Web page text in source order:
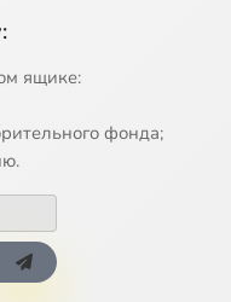
ящике:
фонда;